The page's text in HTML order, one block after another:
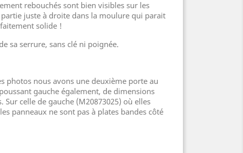
rebouchés sont bien visibles sur les
juste à droite dans la moulure qui parait
solide !
sa serrure, sans clé ni poignée.
photos nous avons une deuxième porte au
gauche également, de dimensions
celle de gauche (M20873025) où elles
panneaux ne sont pas à plates bandes côté